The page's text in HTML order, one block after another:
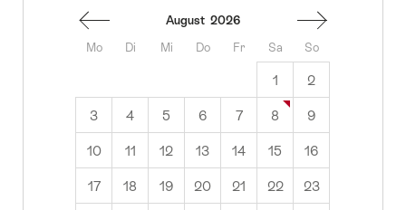
Informationen
August 2026
Mo
Di Mi Do Fr Sa So
1 2
3 4 5 6 7 8 9
10 11 12 13 14 15 16
17 18 19 20 21 22 23